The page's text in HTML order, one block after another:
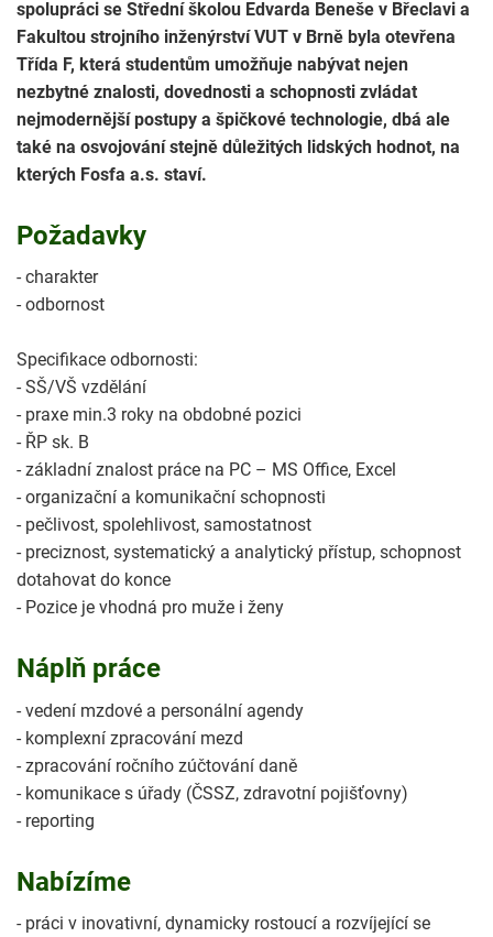
spolupráci se Střední školou Edvarda Beneše v Břeclavi a
Fakultou strojního inženýrství VUT v Brně byla otevřena
Třída F, která studentům umožňuje nabývat nejen
nezbytné znalosti, dovednosti a schopnosti zvládat
nejmodernější postupy a špičkové technologie, dbá ale
také na osvojování stejně důležitých lidských hodnot, na
kterých Fosfa a.s. staví.
Požadavky
- charakter
- odbornost
Specifikace odbornosti:
- SŠ/VŠ vzdělání
- praxe min.3 roky na obdobné pozici
- ŘP sk. B
- základní znalost práce na PC – MS Office, Excel
- organizační a komunikační schopnosti
- pečlivost, spolehlivost, samostatnost
- preciznost, systematický a analytický přístup, schopnost
dotahovat do konce
- Pozice je vhodná pro muže i ženy
Náplň práce
- vedení mzdové a personální agendy
- komplexní zpracování mezd
- zpracování ročního zúčtování daně
- komunikace s úřady (ČSSZ, zdravotní pojišťovny)
- reporting
Nabízíme
- práci v inovativní, dynamicky rostoucí a rozvíjející se